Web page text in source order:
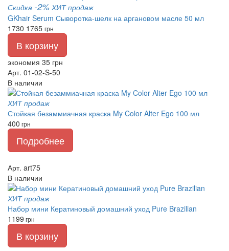
Скидка -2% ХИТ продаж
GKhair Serum Сыворотка-шелк на аргановом масле 50 мл
1730 1765 грн
В корзину
экономия 35 грн
Арт. 01-02-S-50
В наличии
ХИТ продаж
Стойкая безаммиачная краска My Color Alter Ego 100 мл
400 грн
Подробнее
Арт. art75
В наличии
ХИТ продаж
Набор мини Кератиновый домашний уход Pure Brazilian
1199 грн
В корзину